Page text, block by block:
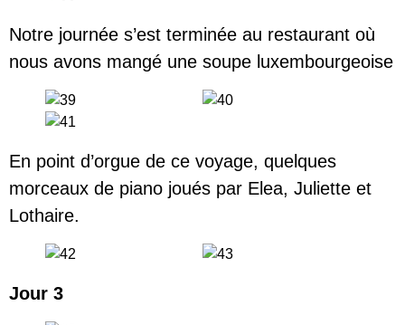
Notre journée s’est terminée au restaurant où
nous avons mangé une soupe luxembourgeoise
En point d’orgue de ce voyage, quelques
morceaux de piano joués par Elea, Juliette et
Lothaire.
Jour 3